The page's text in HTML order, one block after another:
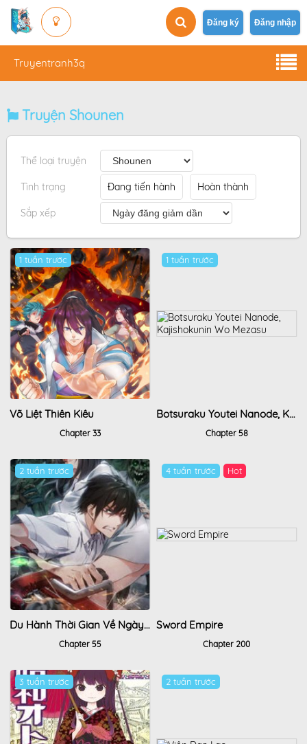
Đăng ký Đăng nhập
Truyentranh3q
Truyện Shounen
Thể loại truyện
Tình trạng Đang tiến hành Hoàn thành
Sắp xếp
1 tuần trước
Võ Liệt Thiên Kiêu
Chapter 33
1 tuần trước
Botsuraku Youtei Nanode, Kajishokunin Wo Mezasu
Chapter 58
2 tuần trước
Du Hành Thời Gian Về Ngày Đầu Mạt Thế
Chapter 55
4 tuần trước Hot
Sword Empire
Chapter 200
3 tuần trước 2 tuần trước